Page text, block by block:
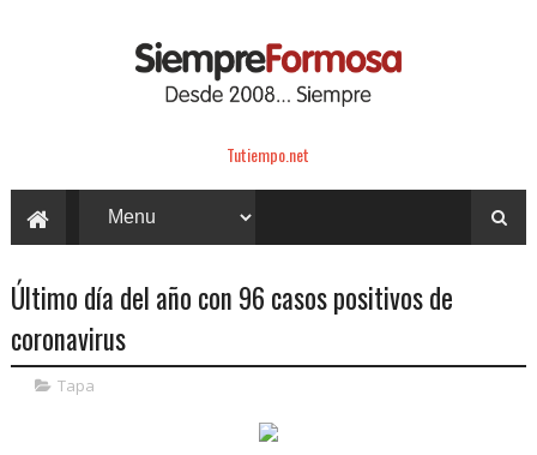
Tutiempo.net
Último día del año con 96 casos positivos de
coronavirus
Tapa